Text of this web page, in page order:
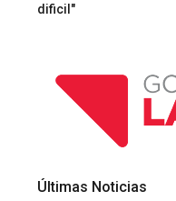
dificil"
Últimas Noticias